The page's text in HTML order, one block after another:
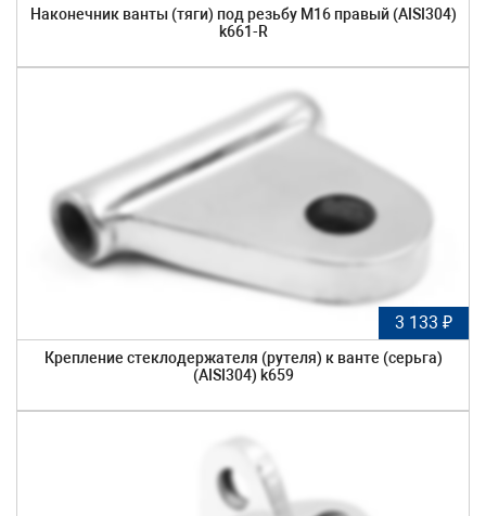
Наконечник ванты (тяги) под резьбу М16 правый (AISI304)
k661-R
3 133 ₽
Крепление стеклодержателя (рутеля) к ванте (серьга)
(AISI304) k659